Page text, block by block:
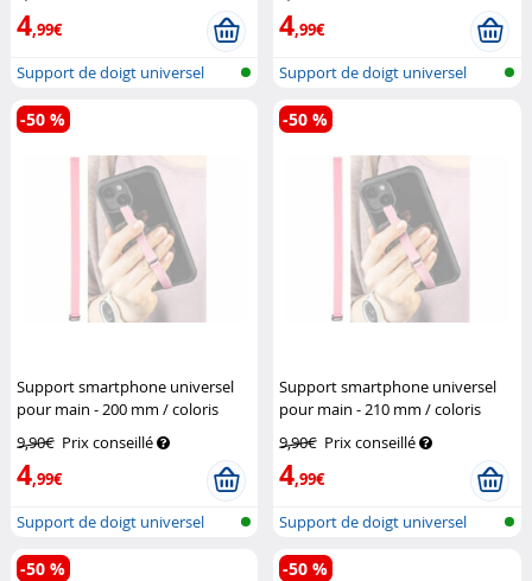
4,99€
Support de doigt universel
pour tél...
4,99€
Support de doigt universel
pour tél...
Support smartphone universel
pour main - 200 mm / coloris
9,90€ Prix conseillé
4,99€
-50 %
Support de doigt universel
pour tél...
Support smartphone universel
pour main - 210 mm / coloris
9,90€ Prix conseillé
4,99€
-50 %
Support de doigt universel
pour tél...
-50 % -50 %